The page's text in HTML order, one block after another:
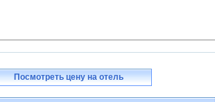
Посмотреть цену на отель